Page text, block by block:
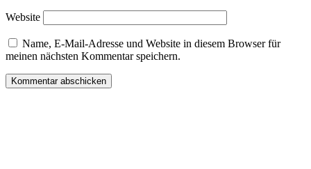
Website
Name, E-Mail-Adresse und Website in diesem Browser für
meinen nächsten Kommentar speichern.